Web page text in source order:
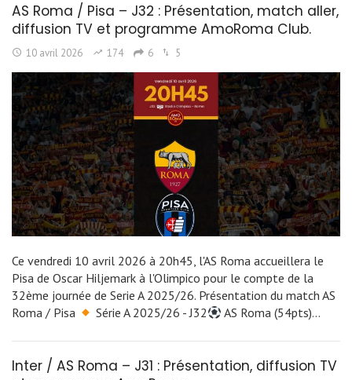
AS Roma / Pisa – J32 : Présentation, match aller,
diffusion TV et programme AmoRoma Club.
10 avril 2026 174 6 5
Ce vendredi 10 avril 2026 à 20h45, l'AS Roma accueillera le
Pisa de Oscar Hiljemark à l'Olimpico pour le compte de la
32ème journée de Serie A 2025/26. Présentation du match AS
Roma / Pisa
Série A 2025/26 - J32 AS Roma (54pts)…
Inter / AS Roma – J31 : Présentation, diffusion TV